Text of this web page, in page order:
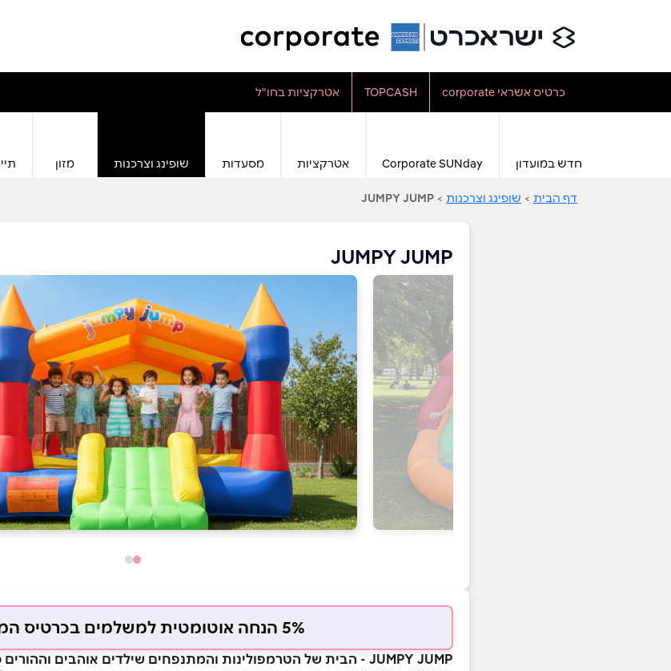
כרטיס אשראי corporate TOPCASH אטרקציות בחו"ל
חדש במועדון Corporate SUNday אטרקציות מסעדות שופינג וצרכנות מזון
דף הבית > שופינג וצרכנות >
JUMPY JUMP
JUMPY JUMP
5% הנחה אוטומטית למשלמים בכרטיס המועדון
JUMPY JUMP - הבית של הטרמפולינות והמתנפחים שילדים אוהבים וההורים סומכים